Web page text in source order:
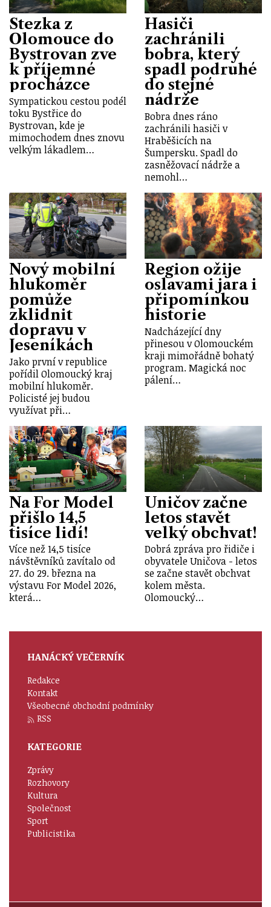
Stezka z
Olomouce do
Bystrovan zve
k příjemné
procházce
Sympatickou cestou podél
toku Bystřice do
Bystrovan, kde je
mimochodem dnes znovu
velkým lákadlem…
Hasiči
zachránili
bobra, který
spadl podruhé
do stejné
nádrže
Bobra dnes ráno
zachránili hasiči v
Hraběšicích na
Šumpersku. Spadl do
zasněžovací nádrže a
nemohl…
Nový mobilní
hlukoměr
pomůže
zklidnit
dopravu v
Jeseníkách
Jako první v republice
pořídil Olomoucký kraj
mobilní hlukoměr.
Policisté jej budou
využívat při…
Region ožije
oslavami jara i
připomínkou
historie
Nadcházející dny
přinesou v Olomouckém
kraji mimořádně bohatý
program. Magická noc
pálení…
Na For Model
přišlo 14,5
tisíce lidí!
Více než 14,5 tisíce
návštěvníků zavítalo od
27. do 29. března na
výstavu For Model 2026,
která…
Uničov začne
letos stavět
velký obchvat!
Dobrá zpráva pro řidiče i
obyvatele Uničova - letos
se začne stavět obchvat
kolem města.
Olomoucký…
HANÁCKÝ VEČERNÍK
Redakce
Kontakt
Všeobecné obchodní podmínky
RSS
KATEGORIE
Zprávy
Rozhovory
Kultura
Společnost
Sport
Publicistika